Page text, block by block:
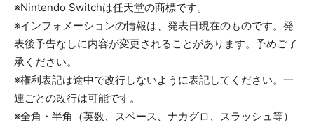
※Nintendo Switchは任天堂の商標です。
※インフォメーションの情報は、発表日現在のものです。発
表後予告なしに内容が変更されることがあります。予めご了
承ください。
※権利表記は途中で改行しないように表記してください。一
連ごとの改行は可能です。
※全角・半角（英数、スペース、ナカグロ、スラッシュ等）